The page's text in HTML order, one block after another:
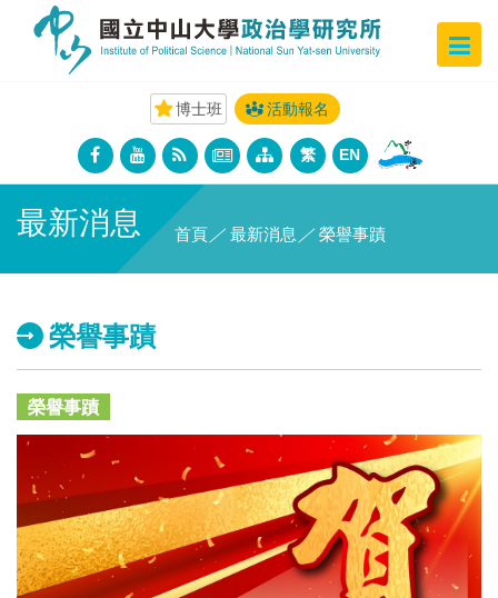
博士班 活動報名
繁 EN
最新消息 首頁 ／ 最新消息 ／ 榮譽事蹟
榮譽事蹟
榮譽事蹟